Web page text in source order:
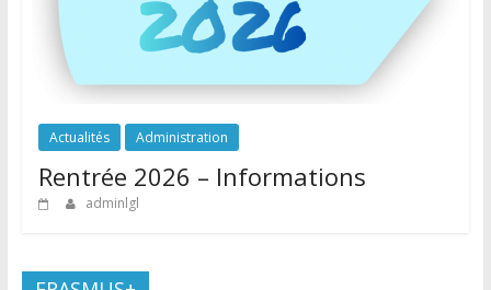
Actualités Administration
Rentrée 2026 – Informations
adminlgl